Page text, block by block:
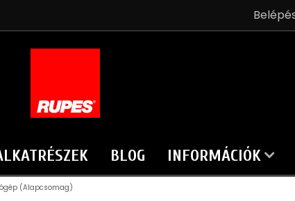
BLOG INFORMÁCIÓK
(Alapcsomag)